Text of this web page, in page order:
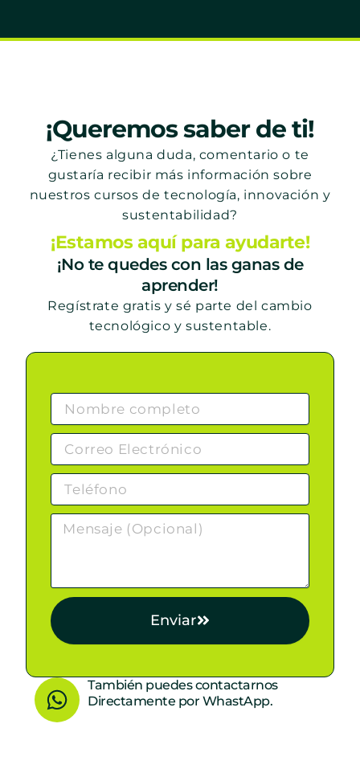
¡Queremos saber de ti!
¿Tienes alguna duda, comentario o te
gustaría recibir más información sobre
nuestros cursos de tecnología, innovación y
sustentabilidad?
¡Estamos aquí para ayudarte!
¡No te quedes con las ganas de
aprender!
Regístrate gratis y sé parte del cambio
tecnológico y sustentable.
Enviar
W
h
También puedes contactarnos
Directamente por WhastApp.